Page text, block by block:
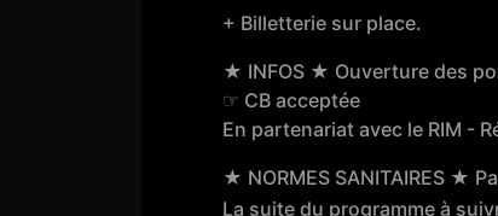
+ Billetterie sur place.
★ INFOS ★ Ouverture des
☞ CB acceptée
En partenariat avec le RIM -
★ NORMES SANITAIRES ★
La suite du programme à